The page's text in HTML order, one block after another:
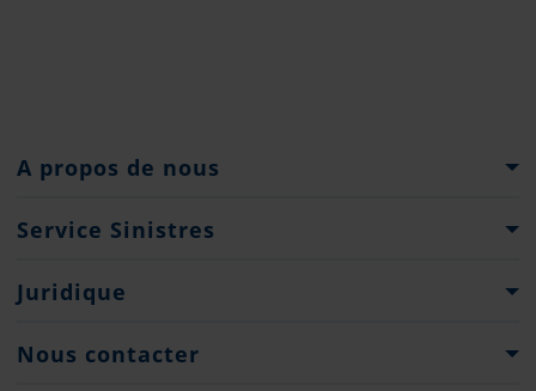
A propos de nous
Le Groupe Pantaenius
Partenaires
Presse
Service Sinistres
Que faire...?
Juridique
Droits d'auteur
Nous contacter